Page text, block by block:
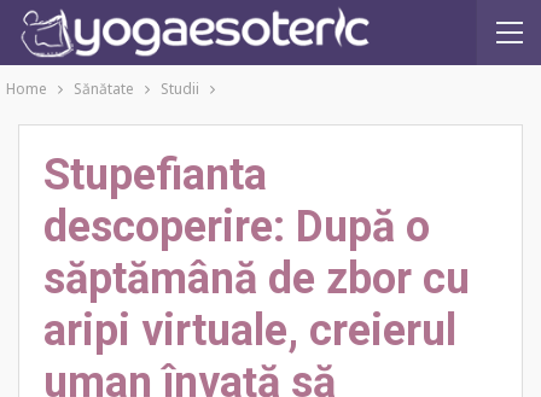
Home Sănătate Studii
Stupefianta
descoperire: După o
săptămână de zbor cu
aripi virtuale, creierul
uman învață să